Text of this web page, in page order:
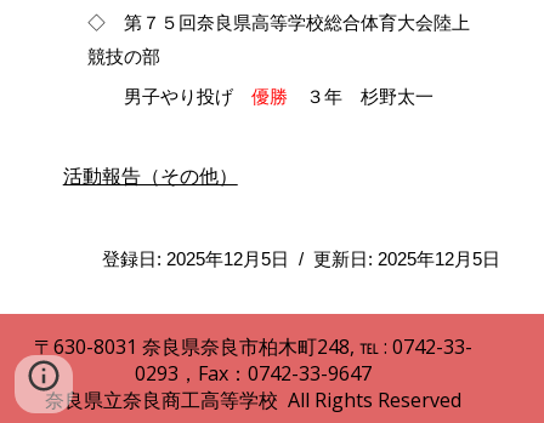
◇ 第７５回奈良県高等学校総合体育大会陸上
競技の部
男子やり投げ 優勝 ３年 杉野太一
活動報告（その他）
登録日: 2025年12月5日 / 更新日: 2025年12月5日
〒630-8031奈良県奈良市柏木町248,℡ : 0742-33-
0293，Fax：0742-33-9647
奈良県立奈良商工高等学校 All Rights Reserved